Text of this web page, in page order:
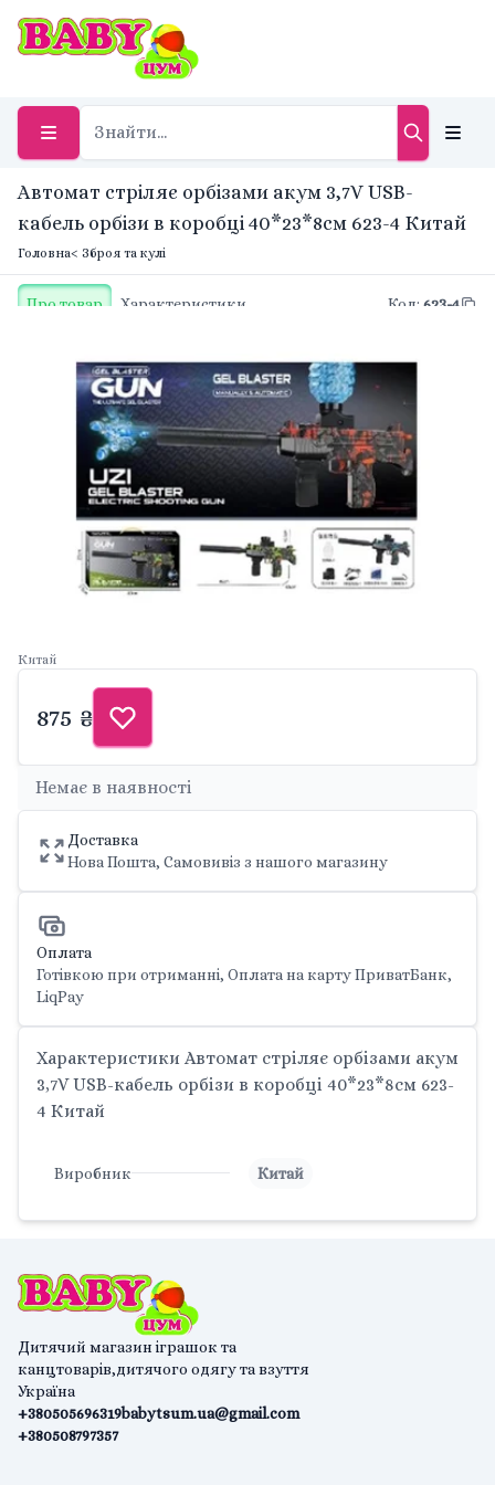
Автомат стріляє орбізами акум 3,7V USB-
кабель орбізи в коробці 40*23*8см 623-4 Китай
Головна< Зброя та кулі
Про товар Характеристики Код: 623-4
Китай
875 ₴
Немає в наявності
Доставка
Нова Пошта, Самовивіз з нашого магазину
Оплата
Готівкою при отриманні, Оплата на карту ПриватБанк,
LiqPay
Характеристики Автомат стріляє орбізами акум
3,7V USB-кабель орбізи в коробці 40*23*8см 623-
4 Китай
Виробник Китай
Дитячий магазин іграшок та
канцтоварів,дитячого одягу та взуття
Україна
+380505696319
+380508797357
babytsum.ua@gmail.com